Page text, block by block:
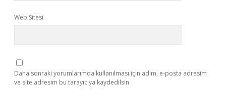
Web Sitesi
Daha sonraki yorumlarımda kullanılması için adım, e-posta adresim
ve site adresim bu tarayıcıya kaydedilsin.